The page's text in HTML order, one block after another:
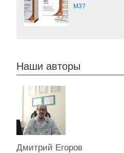
М3?
Наши авторы
Дмитрий Егоров